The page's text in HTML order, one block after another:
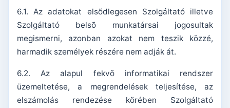
6.1. Az adatokat elsõdlegesen Szolgáltató illetve
Szolgáltató belsõ munkatársai jogosultak
megismerni, azonban azokat nem teszik közzé,
harmadik személyek részére nem adják át.
6.2. Az alapul fekvõ informatikai rendszer
üzemeltetése, a megrendelések teljesítése, az
elszámolás rendezése körében Szolgáltató